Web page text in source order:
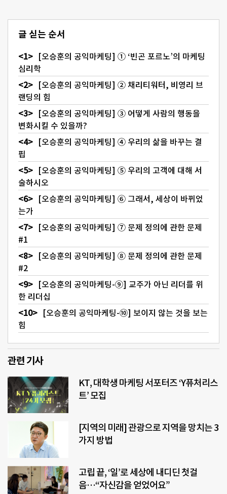
글 싣는 순서
[오승훈의 공익마케팅] ① ‘빈곤 포르노’의 마케팅
심리학
[오승훈의 공익마케팅] ② 채리티워터, 비영리 브
랜딩의 힘
[오승훈의 공익마케팅] ③ 어떻게 사람의 행동을
변화시킬 수 있을까?
[오승훈의 공익마케팅] ④ 우리의 삶을 바꾸는 결
핍
[오승훈의 공익마케팅] ⑤ 우리의 고객에 대해 서
술하시오
[오승훈의 공익마케팅] ⑥ 그래서, 세상이 바뀌었
는가
[오승훈의 공익마케팅] ⑦ 문제 정의에 관한 문제
#1
[오승훈의 공익마케팅] ⑧ 문제 정의에 관한 문제
#2
[오승훈의 공익마케팅-⑨] 교주가 아닌 리더를 위
한 리더십
[오승훈의 공익마케팅-⑩] 보이지 않는 것을 보는
힘
관련 기사
KT, 대학생 마케팅 서포터즈 ‘Y퓨처리스
트’ 모집
[지역의 미래] 관광으로 지역을 망치는 3
가지 방법
고립 끝, ‘일’로 세상에 내디딘 첫걸
음…“자신감을 얻었어요”